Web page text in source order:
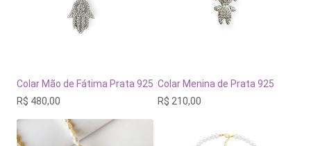
Colar Mão de Fátima Prata 925
R$ 480,00
Colar Menina de Prata 925
R$ 210,00